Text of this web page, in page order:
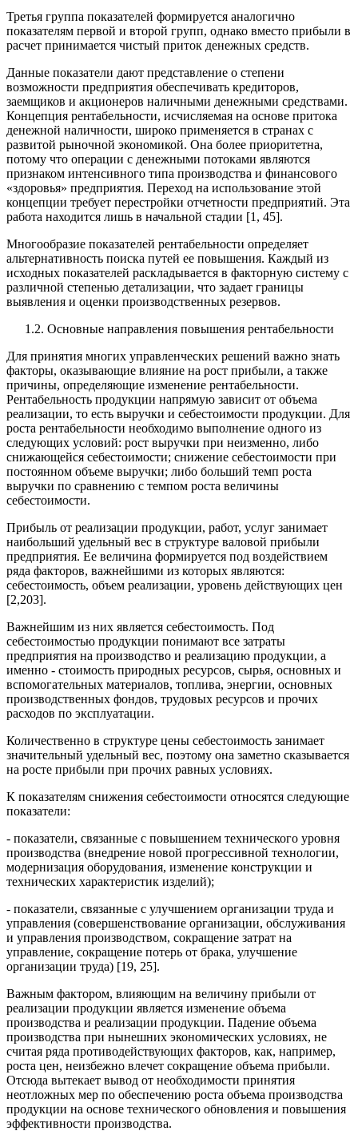
Третья группа показателей формируется аналогично
показателям первой и второй групп, однако вместо прибыли в
расчет принимается чистый приток денежных средств.
Данные показатели дают представление о степени
возможности предприятия обеспечивать кредиторов,
заемщиков и акционеров наличными денежными средствами.
Концепция рентабельности, исчисляемая на основе притока
денежной наличности, широко применяется в странах с
развитой рыночной экономикой. Она более приоритетна,
потому что операции с денежными потоками являются
признаком интенсивного типа производства и финансового
«здоровья» предприятия. Переход на использование этой
концепции требует перестройки отчетности предприятий. Эта
работа находится лишь в начальной стадии [1, 45].
Многообразие показателей рентабельности определяет
альтернативность поиска путей ее повышения. Каждый из
исходных показателей раскладывается в факторную систему с
различной степенью детализации, что задает границы
выявления и оценки производственных резервов.
1.2. Основные направления повышения рентабельности
Для принятия многих управленческих решений важно знать
факторы, оказывающие влияние на рост прибыли, а также
причины, определяющие изменение рентабельности.
Рентабельность продукции напрямую зависит от объема
реализации, то есть выручки и себестоимости продукции. Для
роста рентабельности необходимо выполнение одного из
следующих условий: рост выручки при неизменно, либо
снижающейся себестоимости; снижение себестоимости при
постоянном объеме выручки; либо больший темп роста
выручки по сравнению с темпом роста величины
себестоимости.
Прибыль от реализации продукции, работ, услуг занимает
наибольший удельный вес в структуре валовой прибыли
предприятия. Ее величина формируется под воздействием
ряда факторов, важнейшими из которых являются:
себестоимость, объем реализации, уровень действующих цен
[2,203].
Важнейшим из них является себестоимость. Под
себестоимостью продукции понимают все затраты
предприятия на производство и реализацию продукции, а
именно - стоимость природных ресурсов, сырья, основных и
вспомогательных материалов, топлива, энергии, основных
производственных фондов, трудовых ресурсов и прочих
расходов по эксплуатации.
Количественно в структуре цены себестоимость занимает
значительный удельный вес, поэтому она заметно сказывается
на росте прибыли при прочих равных условиях.
К показателям снижения себестоимости относятся следующие
показатели:
- показатели, связанные с повышением технического уровня
производства (внедрение новой прогрессивной технологии,
модернизация оборудования, изменение конструкции и
технических характеристик изделий);
- показатели, связанные с улучшением организации труда и
управления (совершенствование организации, обслуживания
и управления производством, сокращение затрат на
управление, сокращение потерь от брака, улучшение
организации труда) [19, 25].
Важным фактором, влияющим на величину прибыли от
реализации продукции является изменение объема
производства и реализации продукции. Падение объема
производства при нынешних экономических условиях, не
считая ряда противодействующих факторов, как, например,
роста цен, неизбежно влечет сокращение объема прибыли.
Отсюда вытекает вывод от необходимости принятия
неотложных мер по обеспечению роста объема производства
продукции на основе технического обновления и повышения
эффективности производства.